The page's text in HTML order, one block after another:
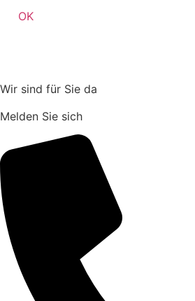
OK
Wir sind für Sie da
Melden Sie sich